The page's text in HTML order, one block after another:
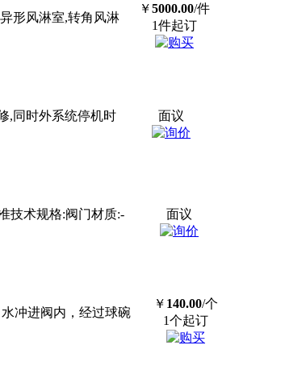
形风淋室,转角风淋
￥5000.00/件
1件起订
,同时外系统停机时
面议
技术规格:阀门材质:-
面议
冲进阀内，经过球碗
￥ 140.00/个
1个起订